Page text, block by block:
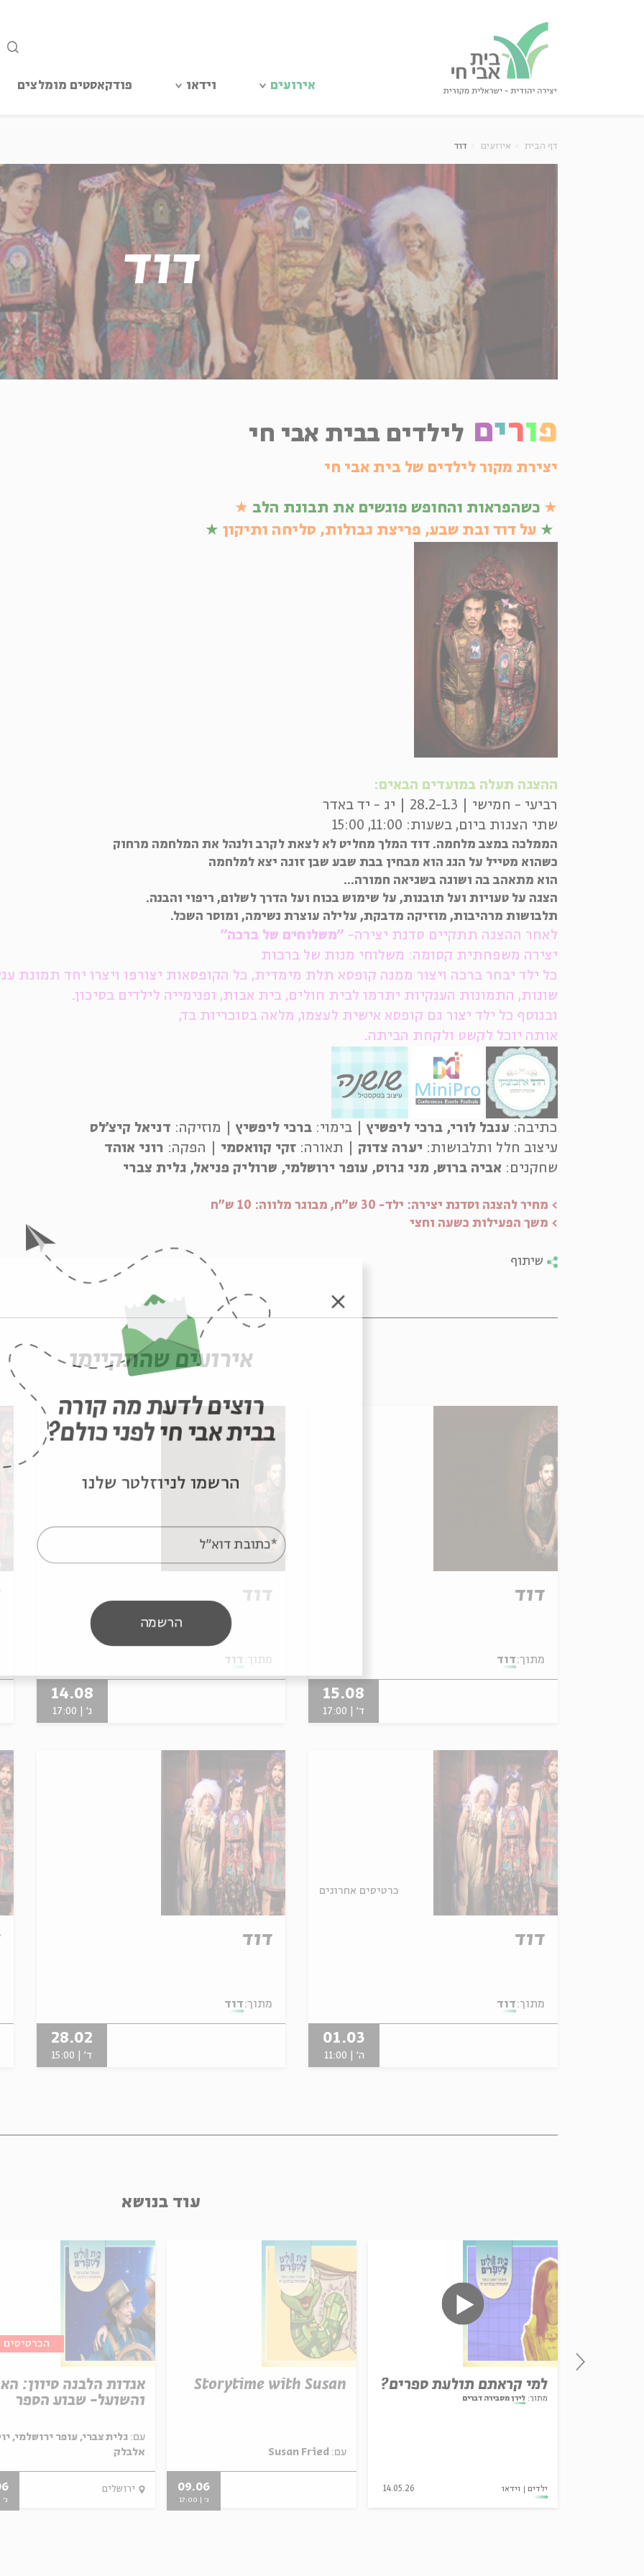
אירועים וידאו פודקאסטים מומלצים
דף הבית אירועים דוד
דוד
פורים לילדים בבית אבי חי
יצירת מקור לילדים של בית אבי חי
★ כשהפראות והחופש פוגשים את תבונת הלב ★
★ על דוד ובת שבע, פריצת גבולות, סליחה ותיקון ★
ההצגה תעלה במועדים הבאים:
רביעי - חמישי | 28.2-1.3 | יג - יד באדר
שתי הצגות ביום, בשעות: 11:00, 15:00
הממלכה במצב מלחמה. דוד המלך מחליט לא לצאת לקרב ולנהל את המלחמה מרחוק
כשהוא מטייל על הגג הוא מבחין בבת שבע שבן זוגה יצא למלחמה
הוא מתאהב בה ושוגה בשגיאה חמורה...
הצגה על טעויות ועל תובנות, על שימוש בכוח ועל הדרך לשלום, ריפוי והבנה.
תלבושות מרהיבות, מוזיקה מדבקת, עלילה עוצרת נשימה, ומוסר השכל.
לאחר ההצגה תתקיים סדנת יצירה- "משלוחים של ברכה"
יצירה משפחתית קסומה: משלוחי מנות של ברכות
כל ילד יבחר ברכה ויצור ממנה קופסא תלת מימדית, כל הקופסאות יצורפו ויצרו יחד תמונת
שונות, התמונות הענקיות יתרמו לבית חולים, בית אבות, ופנימייה לילדים בסיכון.
ובנוסף כל ילד יצור גם קופסא אישית לעצמו, מלאה בסוכריות בד,
אותה יוכל לקשט ולקחת הביתה.
כתיבה: ענבל לורי, ברכי ליפשיץ | בימוי: ברכי ליפשיץ | מוזיקה: דניאל קיצ'לס
עיצוב חלל ותלבושות: יערה צדוק | תאורה: זקי קוואסמי | הפקה: רוני אוהד
שחקנים: אביה ברוש, מני גרוס, עופר ירושלמי, שרוליק פניאל, גלית צברי
> מחיר להצגה וסדנת יצירה: ילד- 30 ש"ח, מבוגר מלווה: 10 ש"ח
> משך הפעילות כשעה וחצי
שיתוף
אירועים שהתקיימו
דוד
מתוך: דוד
15.08
ד' | 17:00
דוד
מתוך: דוד
14.08
ג' | 17:00
כרטיסים אחרונים
דוד
מתוך: דוד
01.03
ה' | 11:00
דוד
מתוך: דוד
28.02
ד' | 15:00
עוד בנושא
הכרטיסים
אגדות הלבנה סיוון:
והשועל- שבוע הספר
עם: גלית צברי, עופר ירושלמי,
אלבלק
ירושלים
ג' |
Storytime with Susan
עם:
09.06
ג' | 17:00
למי קראתם תולעת ספרים?
מתוך: לירן מסבירה דברים
ילדים וידאו 14.05.26
סגור
רוצים לדעת מה קורה
בבית אבי חי לפני כולם?
הרשמו לניוזלטר שלנו
*כתובת דוא"ל
הרשמה